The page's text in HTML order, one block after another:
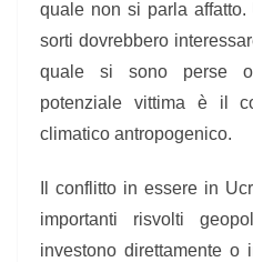
quale non si parla
sorti dovrebbero
quale si sono perse
potenziale vittima è il
climatico antropogenico.
Il conflitto in essere in
importanti risvolti
investono direttamente o